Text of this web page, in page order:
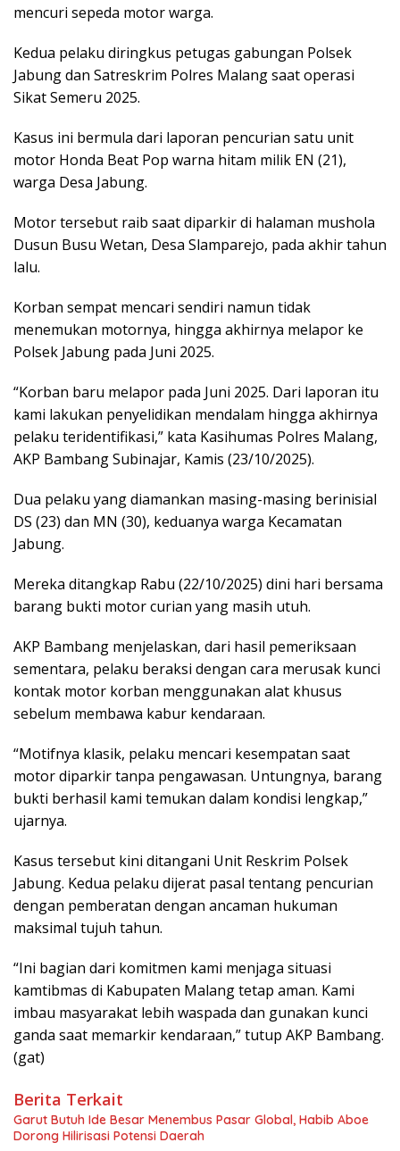
mencuri sepeda motor warga.
Kedua pelaku diringkus petugas gabungan Polsek
Jabung dan Satreskrim Polres Malang saat operasi
Sikat Semeru 2025.
Kasus ini bermula dari laporan pencurian satu unit
motor Honda Beat Pop warna hitam milik EN (21),
warga Desa Jabung.
Motor tersebut raib saat diparkir di halaman mushola
Dusun Busu Wetan, Desa Slamparejo, pada akhir tahun
lalu.
Korban sempat mencari sendiri namun tidak
menemukan motornya, hingga akhirnya melapor ke
Polsek Jabung pada Juni 2025.
“Korban baru melapor pada Juni 2025. Dari laporan itu
kami lakukan penyelidikan mendalam hingga akhirnya
pelaku teridentifikasi,” kata Kasihumas Polres Malang,
AKP Bambang Subinajar, Kamis (23/10/2025).
Dua pelaku yang diamankan masing-masing berinisial
DS (23) dan MN (30), keduanya warga Kecamatan
Jabung.
Mereka ditangkap Rabu (22/10/2025) dini hari bersama
barang bukti motor curian yang masih utuh.
AKP Bambang menjelaskan, dari hasil pemeriksaan
sementara, pelaku beraksi dengan cara merusak kunci
kontak motor korban menggunakan alat khusus
sebelum membawa kabur kendaraan.
“Motifnya klasik, pelaku mencari kesempatan saat
motor diparkir tanpa pengawasan. Untungnya, barang
bukti berhasil kami temukan dalam kondisi lengkap,”
ujarnya.
Kasus tersebut kini ditangani Unit Reskrim Polsek
Jabung. Kedua pelaku dijerat pasal tentang pencurian
dengan pemberatan dengan ancaman hukuman
maksimal tujuh tahun.
“Ini bagian dari komitmen kami menjaga situasi
kamtibmas di Kabupaten Malang tetap aman. Kami
imbau masyarakat lebih waspada dan gunakan kunci
ganda saat memarkir kendaraan,” tutup AKP Bambang.
(gat)
Berita Terkait
Garut Butuh Ide Besar Menembus Pasar Global, Habib Aboe
Dorong Hilirisasi Potensi Daerah